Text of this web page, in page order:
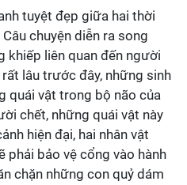
tuyệt đẹp giữa hai thời
chuyện diễn ra song
khiếp liên quan đến người
lâu trước đây, những sinh
quái vật trong bộ não của
chết, những quái vật này
hiện đại, hai nhân vật
phải bảo vệ cổng vào hành
chặn những con quỷ dám